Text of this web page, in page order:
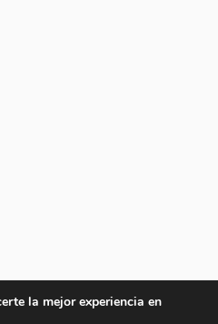
la mejor experiencia en